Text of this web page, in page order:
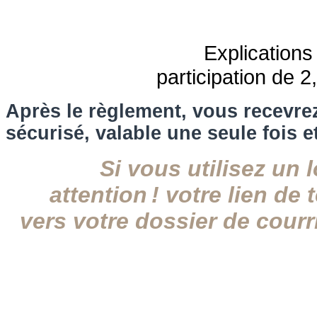
participation de
Après le règlement, vous
sécurisé, valable une seule fois
Si vous utilisez un
attention ! votre lien de
vers votre dossier de